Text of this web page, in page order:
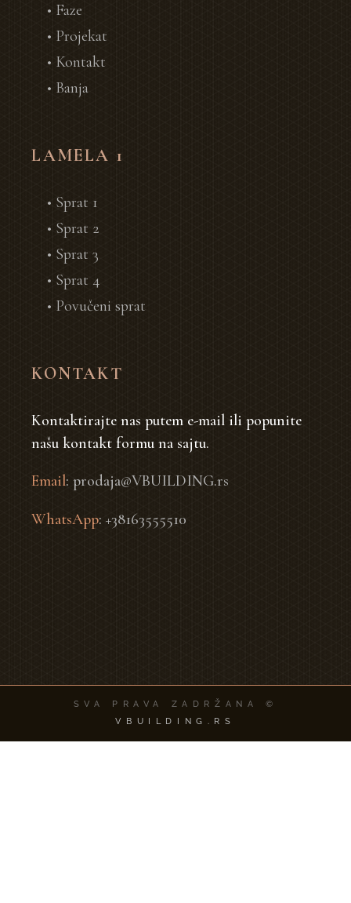
• Faze
• Projekat
• Kontakt
• Banja
LAMELA 1
• Sprat 1
• Sprat 2
• Sprat 3
• Sprat 4
• Povučeni sprat
KONTAKT
Kontaktirajte nas putem e-mail ili popunite
našu kontakt formu na sajtu.
Email:prodaja@VBUILDING.rs
WhatsApp:+38163555510
SVA PRAVA ZADRŽANA ©
VBUILDING.RS